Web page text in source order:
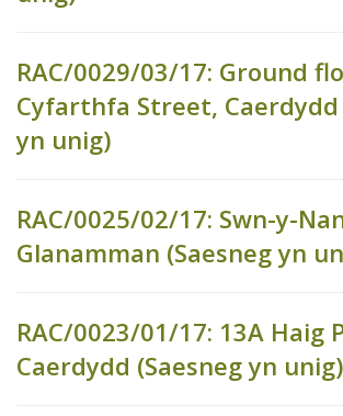
RAC/0029/03/17: Ground
Cyfarthfa Street, Caerdydd
yn unig)
RAC/0025/02/17: Swn-y-
Glanamman (Saesneg yn
RAC/0023/01/17: 13A Haig
Caerdydd (Saesneg yn unig)